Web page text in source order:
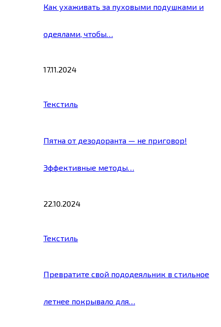
Как ухаживать за пуховыми подушками и
одеялами, чтобы…
17.11.2024
Текстиль
Пятна от дезодоранта — не приговор!
Эффективные методы…
22.10.2024
Текстиль
Превратите свой пододеяльник в стильное
летнее покрывало для…